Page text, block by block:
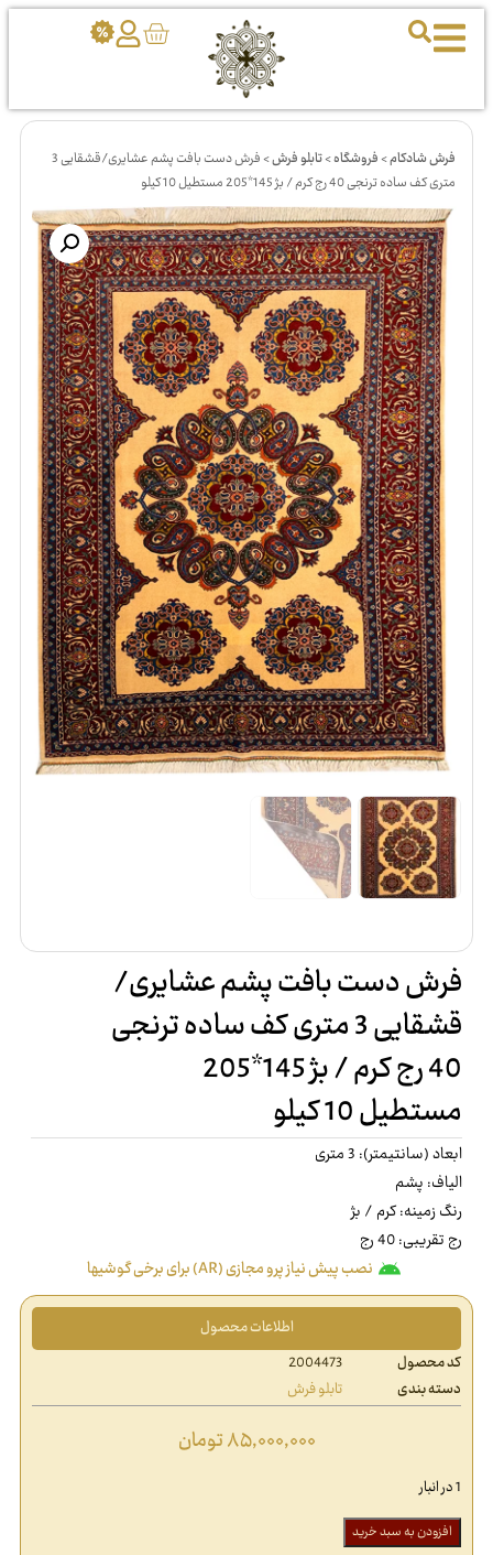
فرش شادکام>فروشگاه>تابلو فرش>
فرش دست بافت پشم عشایری/قشقایی 3
متری کف ساده ترنجی 40 رج کرم / بژ 145*205 مستطیل 10 کیلو
فرش دست بافت پشم عشایری/
قشقایی 3 متری کف ساده ترنجی
40 رج کرم / بژ 145*205
مستطیل 10 کیلو
ابعاد (سانتیمتر): 3 متری
الیاف: پشم
رنگ زمینه: کرم / بژ
رج تقریبی: 40 رج
نصب پیش نیاز پرو مجازی (AR) برای برخی گوشیها
اطلاعات محصول
کد محصول
2004473
دسته بندی
تابلو فرش
۸۵,۰۰۰,۰۰۰تومان
1 در انبار
افزودن به سبد خرید